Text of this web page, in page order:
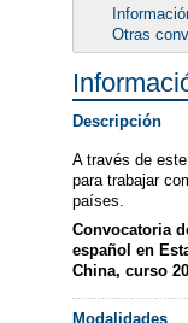
Otras
Descripción
A través de
para trabajar
países.
Convocatoria
español en
China, curso
Modalidades